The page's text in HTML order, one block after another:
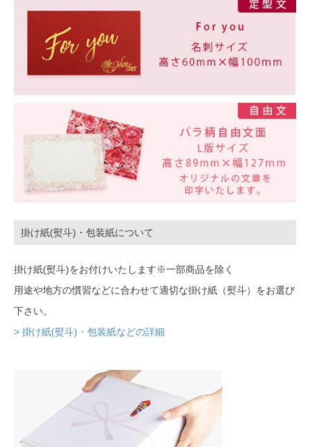
掛け紙(熨斗)・包装紙について
掛け紙(熨斗)をお付けいたします※一部商品を除く
用途や地方の慣習などに合わせて適切な掛け紙（熨斗）をお選び
下さい。
> 掛け紙(熨斗)・包装紙などの詳細